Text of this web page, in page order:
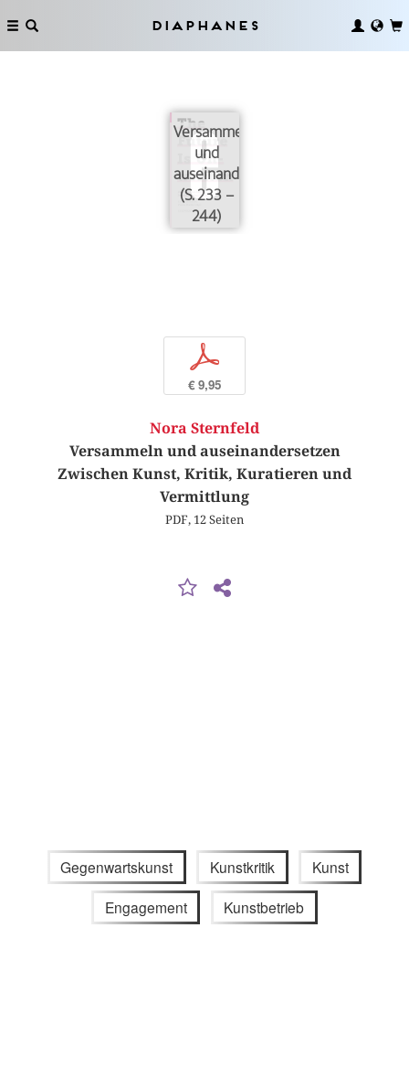
Diaphanes
Versammeln
und
auseinandersetzen
(S. 233 –
244)
p
€ 9,95
Nora Sternfeld
Versammeln und auseinandersetzen
Zwischen Kunst, Kritik, Kuratieren und
Vermittlung
PDF, 12 Seiten
Gegenwartskunst Kunstkritik Kunst
Engagement Kunstbetrieb